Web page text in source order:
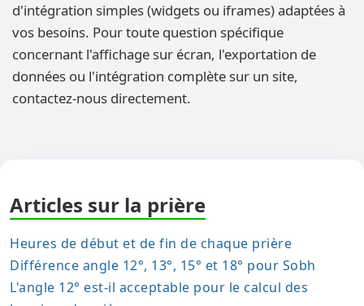
d'intégration simples (widgets ou iframes) adaptées à
vos besoins. Pour toute question spécifique
concernant l'affichage sur écran, l'exportation de
données ou l'intégration complète sur un site,
contactez-nous directement.
Articles sur la prière
Heures de début et de fin de chaque prière
Différence angle 12°, 13°, 15° et 18° pour Sobh
L'angle 12° est-il acceptable pour le calcul des